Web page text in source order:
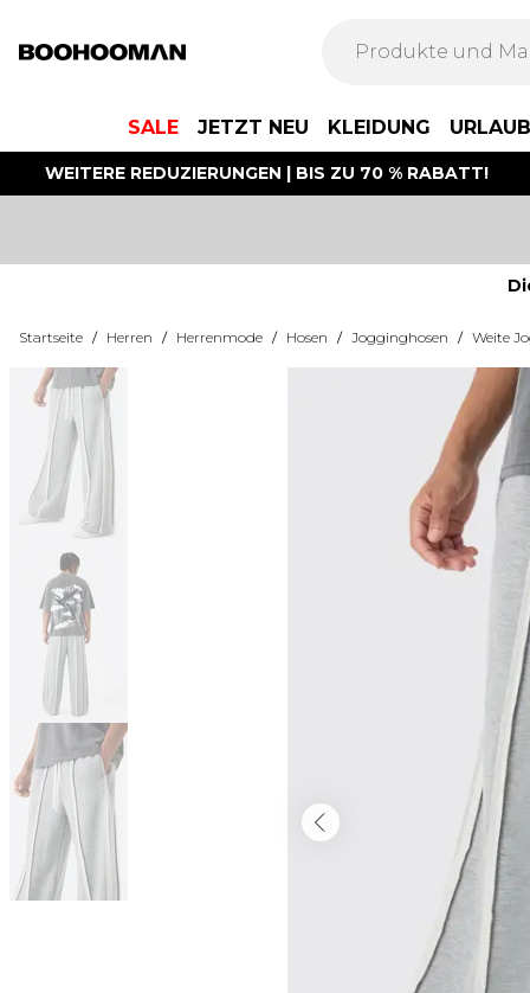
SALE JETZT NEU KLEIDUNG
WEITERE REDUZIERUNGEN | BIS ZU 70 % RABATT!
Startseite / Herren / Herrenmode / Hosen / Jogginghosen / Weite